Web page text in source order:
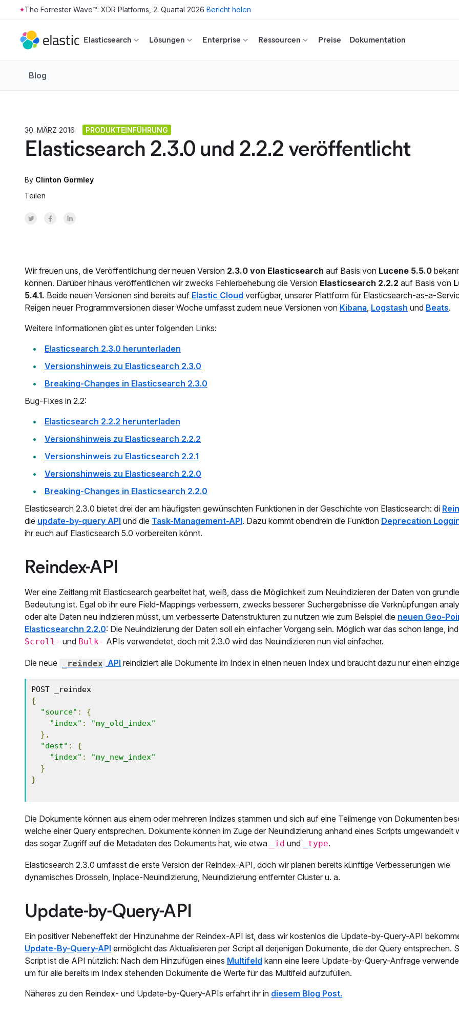
Skip to main content
The Forrester Wave™: XDR Platforms, 2. Quartal 2026 Bericht holen
Elasticsearch Lösungen Enterprise Ressourcen Preise Dokumentation
Blog
30. MÄRZ 2016 PRODUKTEINFÜHRUNG
Elasticsearch 2.3.0 und 2.2.2 veröffentlicht
By Clinton Gormley
Teilen
Share on Twitter
Share on Facebook
Share on LinkedInr
Wir freuen uns, die Veröffentlichung der neuen Version 2.3.0 von Elasticsearch auf Basis von Lucene 5.5.0
können. Darüber hinaus veröffentlichen wir zwecks Fehlerbehebung die Version Elasticsearch 2.2.2 auf Basis von
5.4.1. Beide neuen Versionen sind bereits auf Elastic Cloud verfügbar, unserer Plattform für Elasticsearch-as-a-
Reigen neuer Programmversionen dieser Woche umfasst zudem neue Versionen von Kibana, Logstash und Beats.
Weitere Informationen gibt es unter folgenden Links:
Elasticsearch 2.3.0 herunterladen
Versionshinweis zu Elasticsearch 2.3.0
Breaking-Changes in Elasticsearch 2.3.0
Bug-Fixes in 2.2:
Elasticsearch 2.2.2 herunterladen
Versionshinweis zu Elasticsearch 2.2.2
Versionshinweis zu Elasticsearch 2.2.1
Versionshinweis zu Elasticsearch 2.2.0
Breaking-Changes in Elasticsearch 2.2.0
Elasticsearch 2.3.0 bietet drei der am häufigsten gewünschten Funktionen in der Geschichte von Elasticsearch: di
die update-by-query API und die Task-Management-API. Dazu kommt obendrein die Funktion Deprecation
ihr euch auf Elasticsearch 5.0 vorbereiten könnt.
Reindex-API
Wer eine Zeitlang mit Elasticsearch gearbeitet hat, weiß, dass die Möglichkeit zum Neuindizieren der Daten von
Bedeutung ist. Egal ob ihr eure Field-Mappings verbessern, zwecks besserer Suchergebnisse die Verknüpfungen
oder alte Daten neu indizieren müsst, um verbesserte Datenstrukturen zu nutzen wie zum Beispiel die neuen Geo-
Elasticsearchn 2.2.0: Die Neuindizierung der Daten soll ein einfacher Vorgang sein. Möglich war das schon lange,
Scroll- und Bulk- APIs verwendetet, doch mit 2.3.0 wird das Neuindizieren nun viel einfacher.
Die neue _reindex API reindiziert alle Dokumente im Index in einen neuen Index und braucht dazu nur einen
{
"source" :
{
"index" :
"my_old_index"
},
"dest" :
{
"index" :
"my_new_index"
}
}
Die Dokumente können aus einem oder mehreren Indizes stammen und sich auf eine Teilmenge von Dokumenten
welche einer Query entsprechen. Dokumente können im Zuge der Neuindizierung anhand eines Scripts umgewandelt
das sogar Zugriff auf die Metadaten des Dokuments hat, wie etwa
_id und _type.
Elasticsearch 2.3.0 umfasst die erste Version der Reindex-API, doch wir planen bereits künftige Verbesserungen wie
dynamisches Drosseln, Inplace-Neuindizierung, Neuindizierung entfernter Cluster u. a.
Update-by-Query-API
Ein positiver Nebeneffekt der Hinzunahme der Reindex-API ist, dass wir kostenlos die Update-by-Query-API
Update-By-Query-API ermöglicht das Aktualisieren per Script all derjenigen Dokumente, die der Query entsprechen.
Script ist die API nützlich: Nach dem Hinzufügen eines Multifeld kann eine leere Update-by-Query-Anfrage
um für alle bereits im Index stehenden Dokumente die Werte für das Multifeld aufzufüllen.
Näheres zu den Reindex- und Update-by-Query-APIs erfahrt ihr in diesem Blog Post.